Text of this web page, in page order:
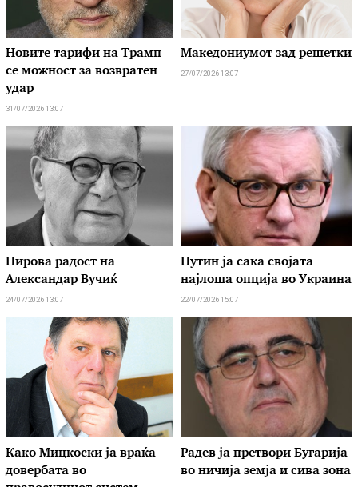
Новите тарифи на Трамп
се можност за возвратен
удар
31/07/2026 13:07
Македониумот зад решетки
27/07/2026 13:07
Пирова радост на
Александар Вучиќ
24/07/2026 13:07
Путин ја сака својата
најлоша опција во Украина
22/07/2026 15:07
Како Мицкоски ја враќа
довербата во
Радев ја претвори Бугарија
во ничија земја и сива зона